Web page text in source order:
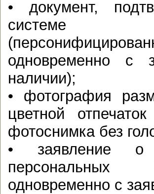
• документ,
системе
одновременно с
наличии);
• фотография
цветной
фотоснимка без
• заявление о
персональных
одновременно с